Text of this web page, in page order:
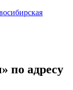
по адресу